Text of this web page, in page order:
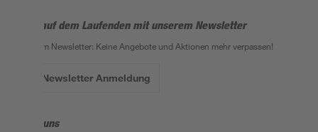
Bleib auf dem Laufenden mit unserem Newsletter
Der toom Newsletter: Keine Angebote und Aktionen mehr verpassen!
Zur Newsletter Anmeldung
Folge uns